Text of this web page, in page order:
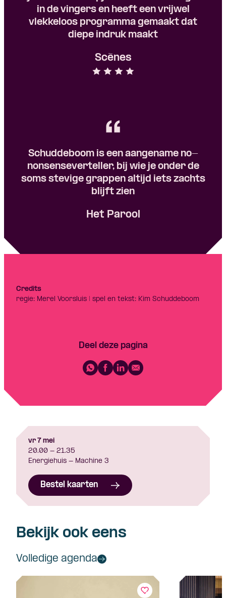
in de vingers en heeft een vrijwel
vlekkeloos programma gemaakt dat
diepe indruk maakt
Scènes
Schuddeboom is een aangename no-
nonsenseverteller, bij wie je onder de
soms stevige grappen altijd iets zachts
blijft zien
Het Parool
Credits
regie: Merel Voorsluis | spel en tekst: Kim Schuddeboom
Deel deze pagina
vr 7 mei
20.00 - 21.35
Energiehuis - Machine 3
Bestel kaarten
Bekijk ook eens
Volledige agenda